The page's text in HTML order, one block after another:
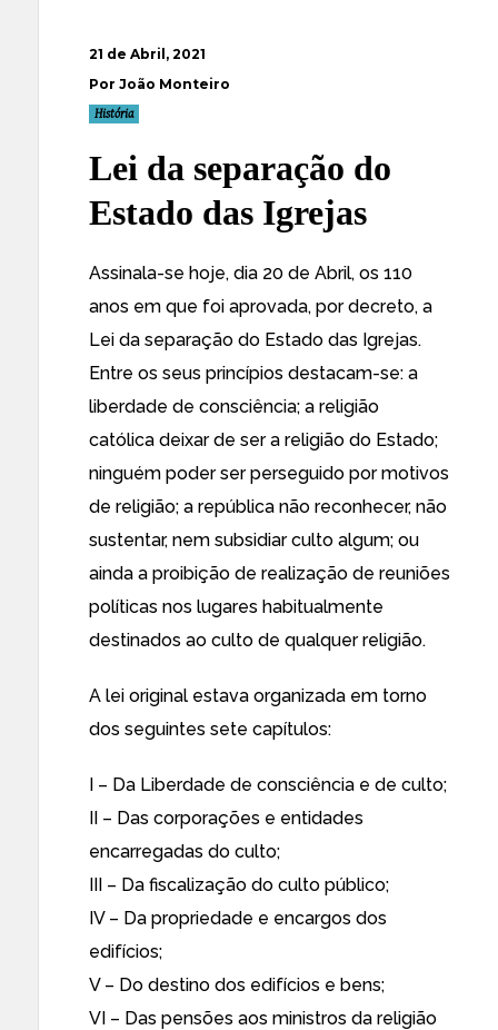
21 de Abril, 2021
Por João Monteiro
História
Lei da separação do
Estado das Igrejas
Assinala-se hoje, dia 20 de Abril, os 110
anos em que foi aprovada, por decreto, a
Lei da separação do Estado das Igrejas.
Entre os seus princípios destacam-se: a
liberdade de consciência; a religião
católica deixar de ser a religião do Estado;
ninguém poder ser perseguido por motivos
de religião; a república não reconhecer, não
sustentar, nem subsidiar culto algum; ou
ainda a proibição de realização de reuniões
políticas nos lugares habitualmente
destinados ao culto de qualquer religião.
A lei original estava organizada em torno
dos seguintes sete capítulos:
I – Da Liberdade de consciência e de culto;
II – Das corporações e entidades
encarregadas do culto;
III – Da fiscalização do culto público;
IV – Da propriedade e encargos dos
edifícios;
V – Do destino dos edifícios e bens;
VI – Das pensões aos ministros da religião